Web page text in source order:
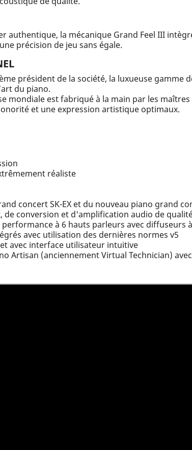
authentique, la mécanique Grand Feel III
précision de jeu sans égale.
président de la société, la luxueuse gamme
du piano.
mondiale est fabriqué à la main par les
et une expression artistique optimaux.
réaliste
concert SK-EX et du nouveau piano grand
de conversion et d'amplification audio de
à 6 hauts parleurs avec diffuseurs à
avec utilisation des dernières normes v5
avec interface utilisateur intuitive
Artisan (anciennement Virtual Technician)